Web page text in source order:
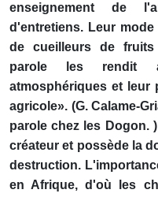
enseignement de
d'entretiens. Leur
de cueilleurs de
parole les rendit
atmosphériques et leur
agricole». (G. Calame-
parole chez les Dogon.
créateur et possède la
destruction.
en Afrique, d'où les